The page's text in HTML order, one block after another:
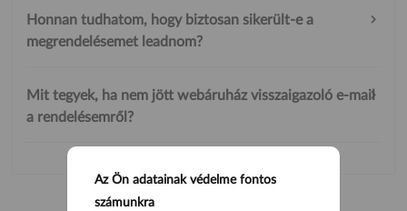
Honnan tudhatom, hogy biztosan sikerült-e a
megrendelésemet leadnom?
Mit tegyek, ha nem jött webáruház visszaigazoló e-mail
a rendelésemről?
Az Ön adatainak védelme fontos
számunkra